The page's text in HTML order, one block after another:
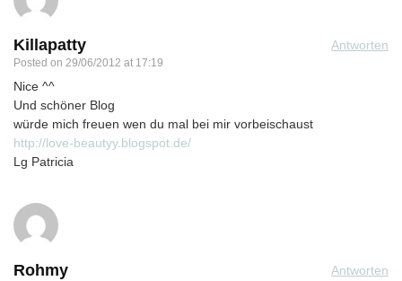
Killapatty
Posted on 29/06/2012 at 17:19
Antworten
Nice ^^
Und schöner Blog
würde mich freuen wen du mal bei mir vorbeischaust
http://love-beautyy.blogspot.de/
Lg Patricia
Rohmy Antworten